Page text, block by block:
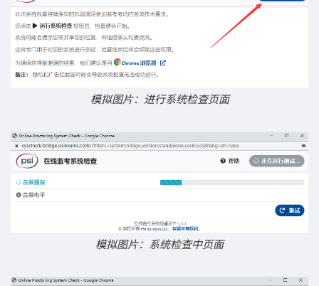
模拟图片：进行系统检查页面
模拟图片：系统检查中页面